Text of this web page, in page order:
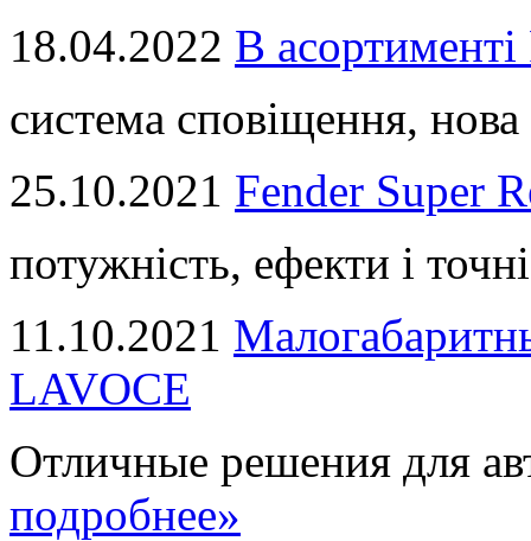
18.04.2022 В
система сповіщення,
25.10.2021 Fender Super
потужність, ефекти і
11.10.2021
LAVOCE
Отличные решения для
подробнее»